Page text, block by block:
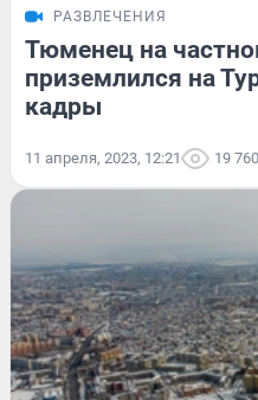
РАЗВЛЕЧЕНИЯ
Тюменец на
приземлился на
кадры
11 апреля, 2023, 12:21 19 760